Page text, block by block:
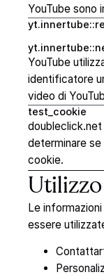
YouTube sono
YouTube
identificatore
video di
test_cookie
determinare
cookie.
Utilizzo
Le
essere